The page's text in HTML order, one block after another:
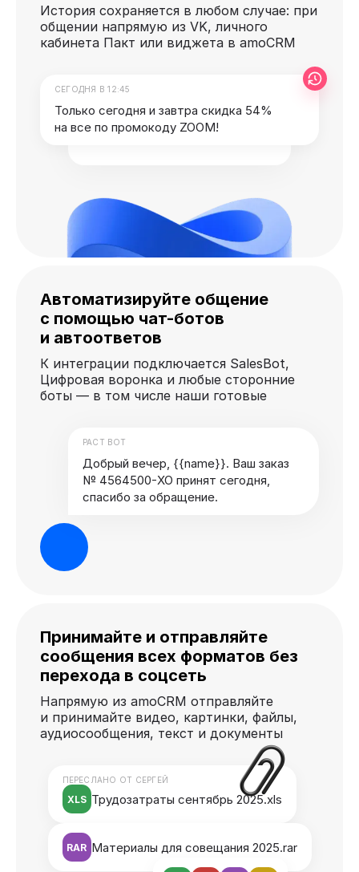
История сохраняется в любом случае: при
общении напрямую из VK, личного
кабинета Пакт или виджета в amoCRM
СЕГОДНЯ В 12:45
Только сегодня и завтра скидка 54%
на все по промокоду ZOOM!
Автоматизируйте общение
с помощью чат-ботов
и автоответов
К интеграции подключается SalesBot,
Цифровая воронка и любые сторонние
боты — в том числе наши готовые
PACT BOT
Добрый вечер, {{name}}. Ваш заказ
№ 4564500-XO принят сегодня,
спасибо за обращение.
Принимайте и отправляйте
сообщения всех форматов без
перехода в соцсеть
Напрямую из amoCRM отправляйте
и принимайте видео, картинки, файлы,
аудиосообщения, текст и документы
ПЕРЕСЛАНО ОТ СЕРГЕЙ
XLS Трудозатраты сентябрь 2025.xls
RAR Материалы для совещания 2025.rar